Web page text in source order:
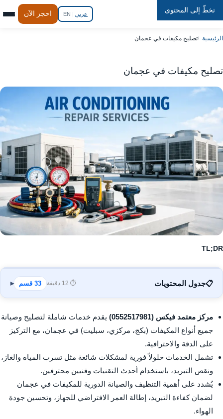
تخطّ إلى المحتوى
RepairIn Home عربي |
EN احجز الآن
الرئيسية تصليح مكيفات في عجمان
تصليح مكيفات في عجمان
TL;DR
📋جدول المحتويات ⏱️ 12 دقيقة 33 قسم ▾
مركز معتمد فيكس (0552517981)
يقدم خدمات شاملة لتصليح وصيانة
جميع أنواع المكيفات (بكج، مركزي، سبليت) في عجمان، مع التركيز
على الدقة والاحترافية.
تشمل الخدمات حلولاً فورية لمشكلات شائعة مثل تسرب المياه والغاز،
ونقص التبريد، باستخدام أحدث التقنيات وفنيين محترفين.
يُشدد على أهمية التنظيف والصيانة الدورية للمكيفات في عجمان
لضمان كفاءة التبريد، إطالة العمر الافتراضي للجهاز، وتحسين جودة
الهواء.